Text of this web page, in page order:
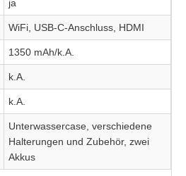
ja
WiFi, USB-C-Anschluss, HDMI
1350 mAh/k.A.
k.A.
k.A.
Unterwassercase, verschiedene
Halterungen und Zubehör, zwei
Akkus